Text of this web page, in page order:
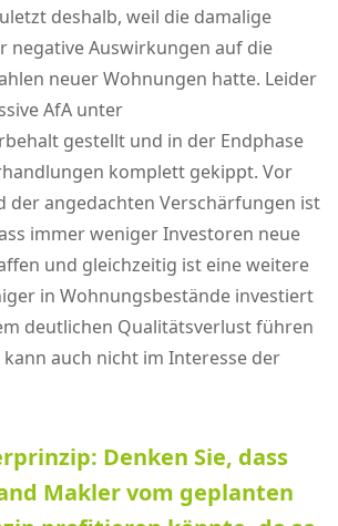
deshalb, weil die damalige
negative Auswirkungen auf die
neuer Wohnungen hatte. Leider
AfA unter
gestellt und in der Endphase
komplett gekippt. Vor
der angedachten Verschärfungen ist
immer weniger Investoren neue
und gleichzeitig ist eine weitere
in Wohnungsbestände investiert
deutlichen Qualitätsverlust führen
auch nicht im Interesse der
Denken Sie, dass
Makler vom geplanten